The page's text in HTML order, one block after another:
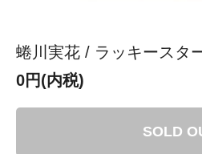
蜷川実花 / ラッキースタ
0円(内税)
SOLD